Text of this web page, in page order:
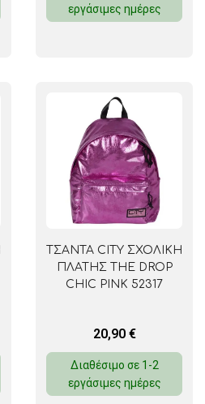
εργάσιμες ημέρες
ΤΣΑΝΤΑ CITY ΣΧΟΛΙΚΗ
ΠΛΑΤΗΣ THE DROP
CHIC PINK 52317
20,90 €
Διαθέσιμο σε 1-2
εργάσιμες ημέρες